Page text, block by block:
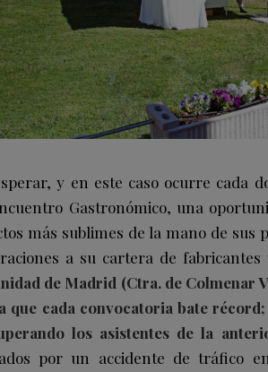
y en este caso ocurre cada
Gastronómico, una
más sublimes de la mano de sus
a su cartera de fabricantes
de Madrid (Ctra. de Colmenar
que cada convocatoria bate
los asistentes de la
por un accidente de tráfico